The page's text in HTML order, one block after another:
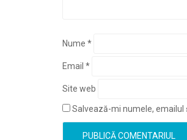
Nume *
Email *
Site web
Salvează-mi numele, emailul